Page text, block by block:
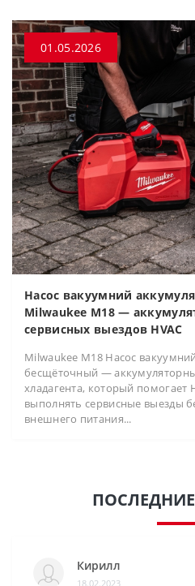
01.05.2026
Насос вакуумний
Milwaukee M18 —
сервисных выездов HVAC
Milwaukee M18 Насос
бесщёточный —
хладагента, который помогает
выполнять сервисные выезды
внешнего питания...
Кирилл
18.02.2023